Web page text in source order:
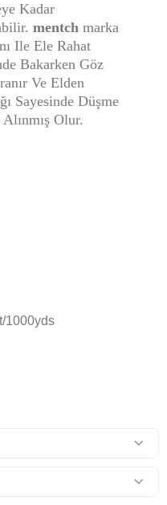
Kadar
mentch marka
Ile Ele Rahat
Bakarken Göz
Ve Elden
Sayesinde Düşme
Olur.
1000yds